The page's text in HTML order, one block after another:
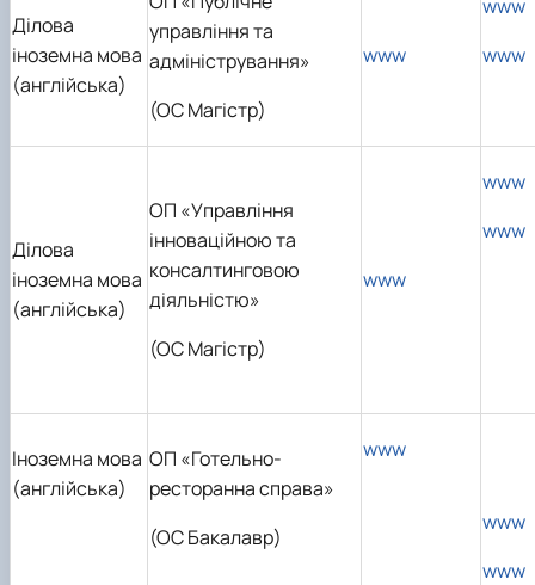
Ділова
іноземна мова
(англійська)
управління та
адміністрування»
(ОС Магістр)
www
www
www
Ділова
іноземна мова
(англійська)
ОП «Управління
інноваційною та
консалтинговою
діяльністю»
(ОС Магістр)
www
www
www
Іноземна мова
(англійська)
ОП «Готельно-
ресторанна справа»
(ОС Бакалавр)
www
www
www